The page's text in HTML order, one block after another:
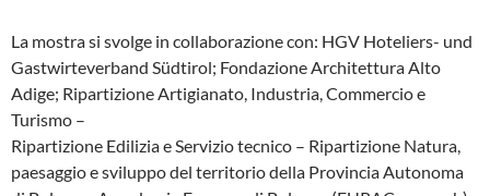
La mostra si svolge in collaborazione con: HGV Hoteliers- und
Gastwirteverband Südtirol; Fondazione Architettura Alto
Adige; Ripartizione Artigianato, Industria, Commercio e
Turismo –
Ripartizione Edilizia e Servizio tecnico – Ripartizione Natura,
paesaggio e sviluppo del territorio della Provincia Autonoma